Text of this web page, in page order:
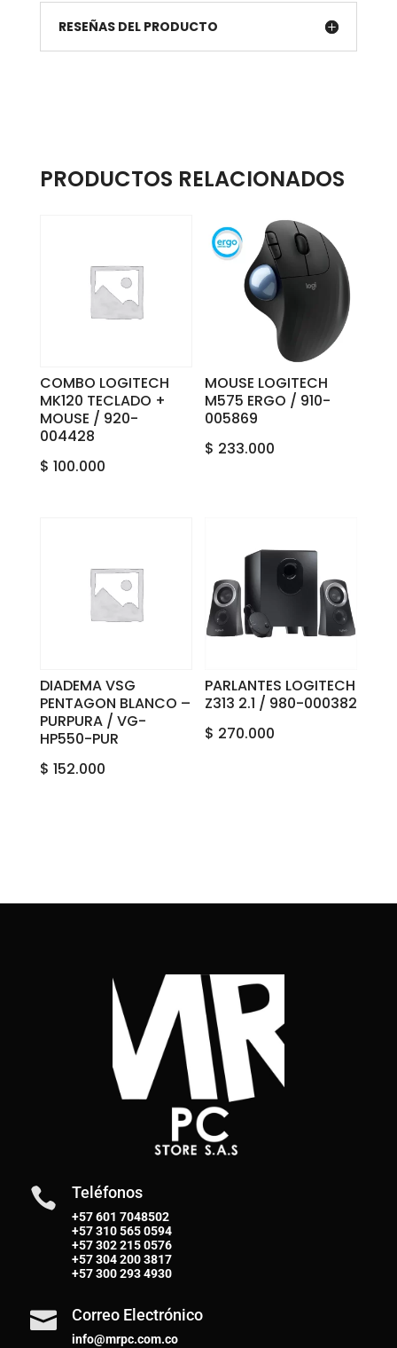
RESEÑAS DEL PRODUCTO
PRODUCTOS RELACIONADOS
COMBO LOGITECH
MK120 TECLADO +
MOUSE / 920-
004428
$ 100.000
MOUSE LOGITECH
M575 ERGO / 910-
005869
$ 233.000
DIADEMA VSG
PENTAGON BLANCO –
PURPURA / VG-
HP550-PUR
$ 152.000
PARLANTES LOGITECH
Z313 2.1 / 980-000382
$ 270.000
 Teléfonos
+57 601 7048502
+57310 565 0594
+57302 215 0576
+57304 200 3817
+57300 293 4930
 Correo Electrónico
info@mrpc.com.co